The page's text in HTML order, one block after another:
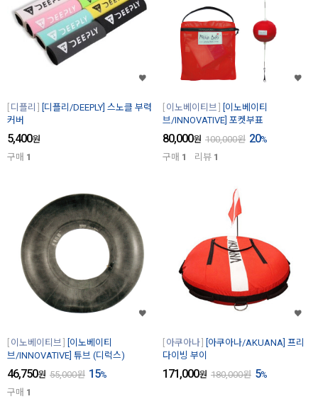
디플리
[디플리/DEEPLY] 스노클 부력
커버
5,400원
구매 1
이노베이티브
[이노베이티
브/INNOVATIVE] 포켓부표
80,000원 100,000원 20%
구매 1 리뷰 1
이노베이티브
[이노베이티
브/INNOVATIVE] 튜브 (디럭스)
46,750원 55,000원 15%
구매 1
아쿠아나
[아쿠아나/AKUANA] 프리
다이빙 부이
171,000원 180,000원 5%